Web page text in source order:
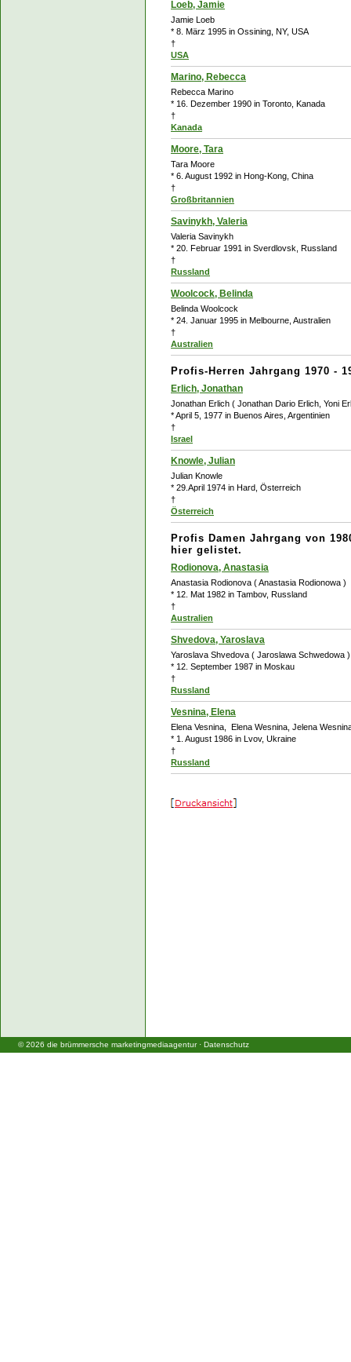
Loeb, Jamie
Jamie Loeb
* 8. März 1995 in Ossining, NY, USA
†
USA
Marino, Rebecca
Rebecca Marino
* 16. Dezember 1990 in Toronto, Kanada
†
Kanada
Moore, Tara
Tara Moore
* 6. August 1992 in Hong-Kong, China
†
Großbritannien
Savinykh, Valeria
Valeria Savinykh
* 20. Februar 1991 in Sverdlovsk, Russland
†
Russland
Woolcock, Belinda
Belinda Woolcock
* 24. Januar 1995 in Melbourne, Australien
†
Australien
Profis-Herren Jahrgang 1970 -
Erlich, Jonathan
Jonathan Erlich ( Jonathan Dario Erlich, Yoni
* April 5, 1977 in Buenos Aires, Argentinien
†
Israel
Knowle, Julian
Julian Knowle
* 29.April 1974 in Hard, Österreich
†
Österreich
Profis Damen Jahrgang von
hier gelistet.
Rodionova, Anastasia
Anastasia Rodionova ( Anastasia Rodionowa )
* 12. Mat 1982 in Tambov, Russland
†
Australien
Shvedova, Yaroslava
Yaroslava Shvedova ( Jaroslawa Schwedowa )
* 12. September 1987 in Moskau
†
Russland
Vesnina, Elena
Elena Vesnina, Elena Wesnina, Jelena
* 1. August 1986 in Lvov, Ukraine
†
Russland
© 2026 die brümmersche marketingmediaagentur· Datenschutz